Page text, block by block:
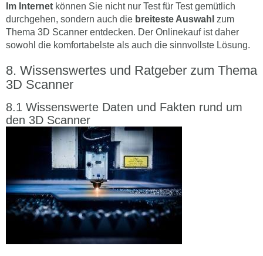
Im Internet können Sie nicht nur Test für Test gemütlich
durchgehen, sondern auch die breiteste Auswahl zum
Thema 3D Scanner entdecken. Der Onlinekauf ist daher
sowohl die komfortabelste als auch die sinnvollste Lösung.
Wissenswertes und Ratgeber zum Thema
3D Scanner
Wissenswerte Daten und Fakten rund um
den 3D Scanner